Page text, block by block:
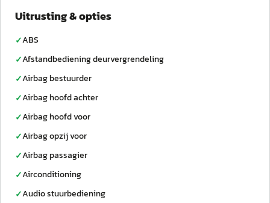
Uitrusting & opties
✓ABS
✓Afstandbediening deurvergrendeling
✓Airbag bestuurder
✓Airbag hoofd achter
✓Airbag hoofd voor
✓Airbag opzij voor
✓Airbag passagier
✓Airconditioning
✓Audio stuurbediening